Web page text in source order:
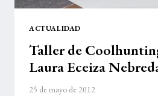
ACTUALIDAD
Taller de
Laura Eceiza
25 de mayo de 2012